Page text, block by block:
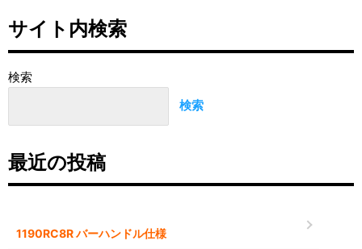
サイト内検索
検索
検索
最近の投稿
1190RC8R バーハンドル仕様